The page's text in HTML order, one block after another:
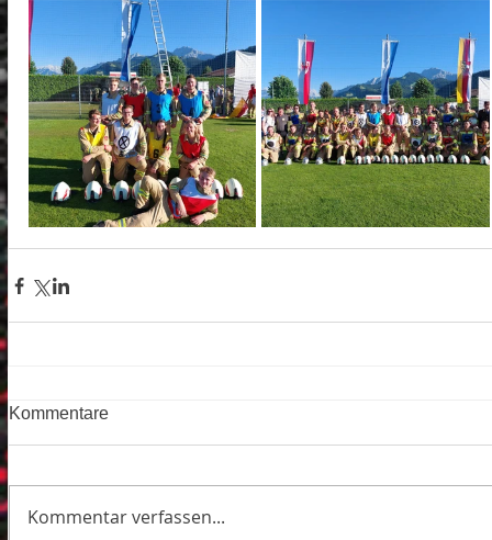
Kommentare
Kommentar verfassen...